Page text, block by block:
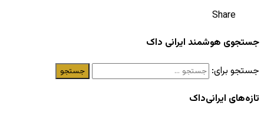
Share
جستجوی هوشمند ایرانی داک
جستجو برای:
تازه‌های ایرانی‌داک